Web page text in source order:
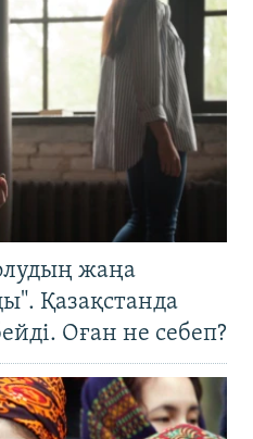
жаңа
Қазақстанда
Оған не себеп?